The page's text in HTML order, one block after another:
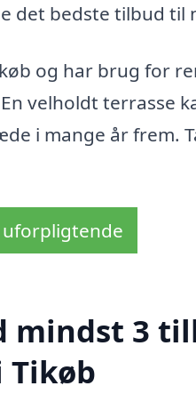
det bedste tilbud til
og har brug for
velholdt terrasse
i mange år frem.
uforpligtende
3